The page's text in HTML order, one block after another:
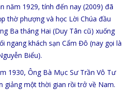
năm 1929, tính đến nay (2009) đã
thờ phượng và học Lời Chúa đầu
Ba tháng Hai (Duy Tân cũ) xuống
ngang khách sạn Cẩm Đô (nay gọi là
Biểu).
1930, Ông Bà Mục Sư Trần Vô Tư
giảng một thời gian rồi trở về Nam.